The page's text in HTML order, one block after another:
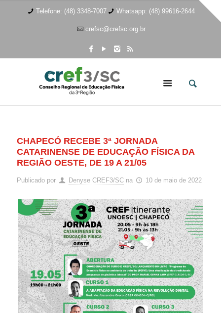
Telefone: (48) 3348-7007 Whatsapp: (48) 99616-2644
crefsc@crefsc.org.br
CHAPECÓ RECEBE 3ª JORNADA
CATARINENSE DE EDUCAÇÃO FÍSICA DA
REGIÃO OESTE, DE 19 A 21/05
Publicado por Denyse CREF3/SC na 10 de maio de 2022